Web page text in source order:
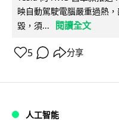
映自動駕駛電腦嚴重過熱
毀，須...
閱讀全文
5 分享
人工智能